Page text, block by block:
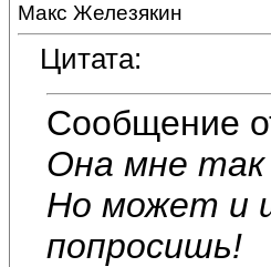
Макс Железякин
Цитата:
Сообщение
Она мне так
Но может и
попросишь!